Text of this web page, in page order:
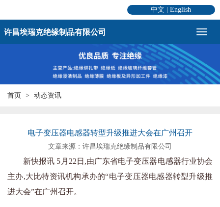
中文 |English
许昌埃瑞克绝缘制品有限公司
首页 动态资讯
电子变压器电感器转型升级推进大会在广州召开
文章来源：许昌埃瑞克绝缘制品有限公司
新快报讯 5月22日,由广东省电子变压器电感器行业协会
主办,大比特资讯机构承办的“电子变压器电感器转型升级推
进大会”在广州召开。